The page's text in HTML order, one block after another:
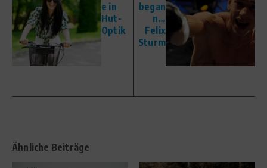
e in
Hut-
Optik
began
n…
Felix
Sturm
Ähnliche Beiträge